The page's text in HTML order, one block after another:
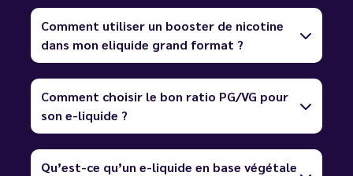
Comment utiliser un booster de nicotine
dans mon eliquide grand format ?
Comment choisir le bon ratio PG/VG pour
son e-liquide ?
Qu’est-ce qu’un e-liquide en base végétale